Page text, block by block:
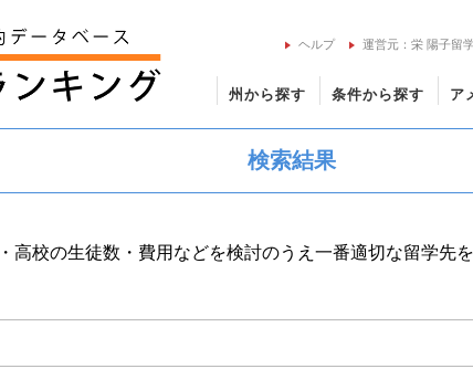
ヘルプ 運営元：栄 陽子留
州から探す 条件から探す ア
検索結果
高校の生徒数・費用などを検討のうえ一番適切な留学先を